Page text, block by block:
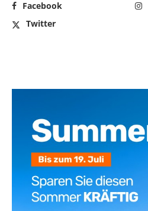
Facebook
Twitter